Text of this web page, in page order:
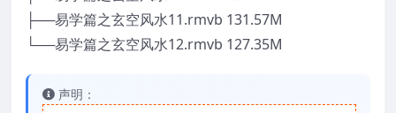
├──易学篇之玄空风水11.rmvb 131.57M
└──易学篇之玄空风水12.rmvb 127.35M
声明：